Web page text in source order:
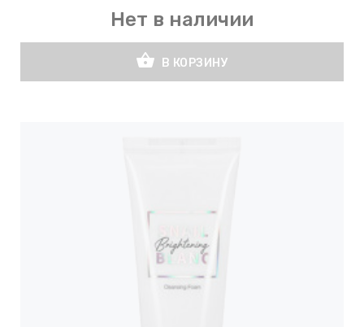
Нет в наличии
shopping_basket В КОРЗИНУ